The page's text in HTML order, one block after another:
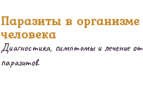
Паразиты в организме
человека
Диагностика, симптомы и лечение от
паразитов.